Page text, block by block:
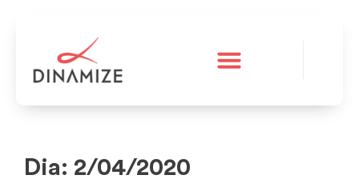
Dia: 2/04/2020